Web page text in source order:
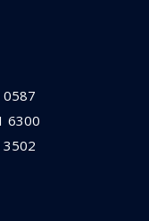
0587
6300
3502